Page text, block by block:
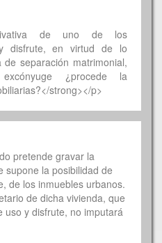
privativa de uno de los
disfrute, en virtud de lo
separación matrimonial,
¿procede la
strong></p>
pretende gravar la
supone la posibilidad de
de los inmuebles urbanos.
de dicha vivienda, que
uso y disfrute, no imputará